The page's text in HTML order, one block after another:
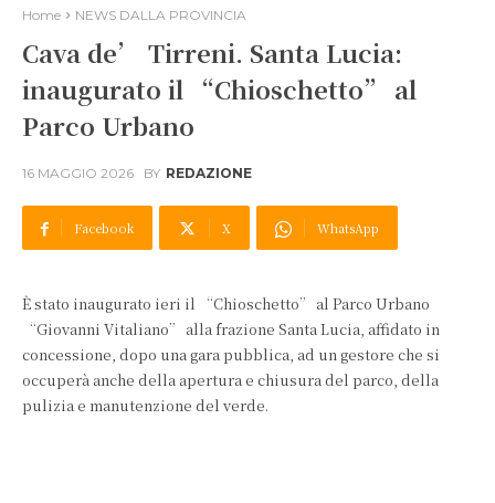
Home NEWS DALLA PROVINCIA
Cava de’ Tirreni. Santa Lucia:
inaugurato il “Chioschetto” al
Parco Urbano
16 MAGGIO 2026 BY REDAZIONE
Facebook X WhatsApp
È stato inaugurato ieri il “Chioschetto” al Parco Urbano
“Giovanni Vitaliano” alla frazione Santa Lucia, affidato in
concessione, dopo una gara pubblica, ad un gestore che si
occuperà anche della apertura e chiusura del parco, della
pulizia e manutenzione del verde.